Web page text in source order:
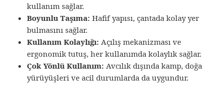
kullanım sağlar.
Boyunlu Taşıma: Hafif yapısı, çantada kolay yer
bulmasını sağlar.
Kullanım Kolaylığı: Açılış mekanizması ve
ergonomik tutuş, her kullanımda kolaylık sağlar.
Çok Yönlü Kullanım: Avcılık dışında kamp, doğa
yürüyüşleri ve acil durumlarda da uygundur.